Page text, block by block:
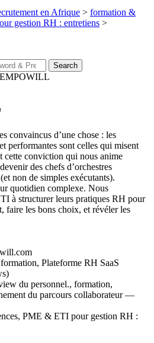
en Afrique > formation &
gestion RH : entretiens >
Search
EMPOWILL
convaincus d’une chose : les
performantes sont celles qui misent
cette conviction qui nous anime
des chefs d’orchestres
non de simples exécutants).
quotidien complexe. Nous
à structurer leurs pratiques RH pour
faire les bons choix, et révéler les
Plateforme RH SaaS
du personnel., formation,
du parcours collaborateur —
PME & ETI pour gestion RH :